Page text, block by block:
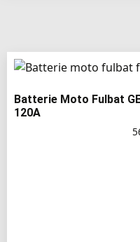
Batterie Moto Fulbat
120A